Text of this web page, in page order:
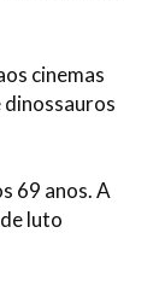
cinemas
69 anos. A
luto